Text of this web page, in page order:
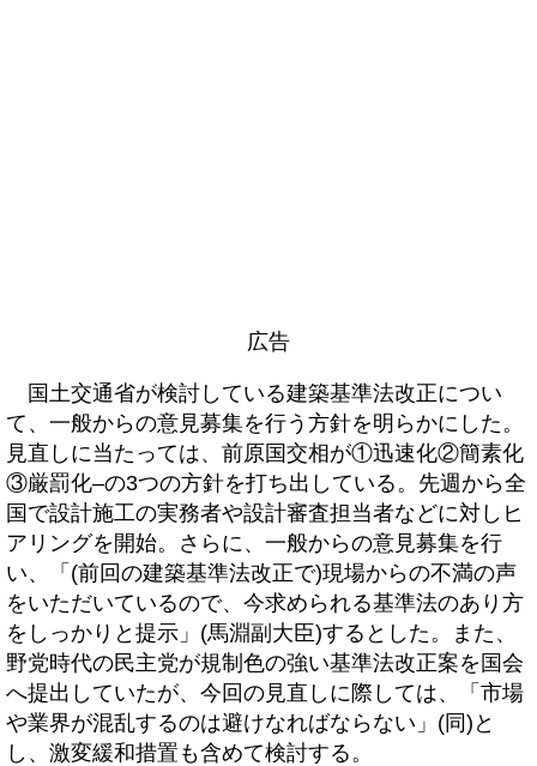
広告
国土交通省が検討している建築基準法改正につい
て、一般からの意見募集を行う方針を明らかにした。
見直しに当たっては、前原国交相が①迅速化②簡素化
③厳罰化–の3つの方針を打ち出している。先週から全
国で設計施工の実務者や設計審査担当者などに対しヒ
アリングを開始。さらに、一般からの意見募集を行
い、「(前回の建築基準法改正で)現場からの不満の声
をいただいているので、今求められる基準法のあり方
をしっかりと提示」(馬淵副大臣)するとした。また、
野党時代の民主党が規制色の強い基準法改正案を国会
へ提出していたが、今回の見直しに際しては、「市場
や業界が混乱するのは避けなればならない」(同)と
し、激変緩和措置も含めて検討する。